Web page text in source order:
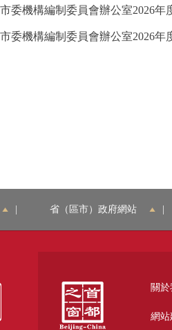
委機構編制委員會辦公室2026年
委機構編制委員會辦公室2026年
省（區市）政府網站
關於
網站